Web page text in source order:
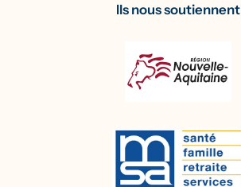
Ils nous soutiennent